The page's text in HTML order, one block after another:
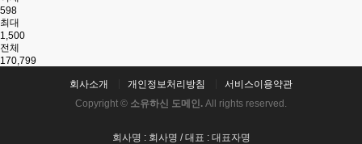
598
최대
1,500
전체
170,799
회사소개 개인정보처리방침
서비스이용약관
Copyright © 소유하신 도메인. All rights reserved.
회사명 : 회사명 / 대표 : 대표자명